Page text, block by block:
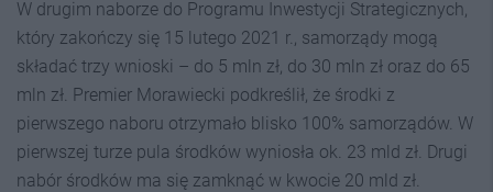
W drugim naborze do Programu Inwestycji Strategicznych,
który zakończy się 15 lutego 2021 r., samorządy mogą
składać trzy wnioski – do 5 mln zł, do 30 mln zł oraz do 65
mln zł. Premier Morawiecki podkreślił, że środki z
pierwszego naboru otrzymało blisko 100% samorządów. W
pierwszej turze pula środków wyniosła ok. 23 mld zł. Drugi
nabór środków ma się zamknąć w kwocie 20 mld zł.